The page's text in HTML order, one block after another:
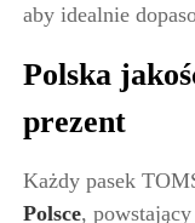
aby idealnie
Polska
prezent
Każdy pasek
Polsce,